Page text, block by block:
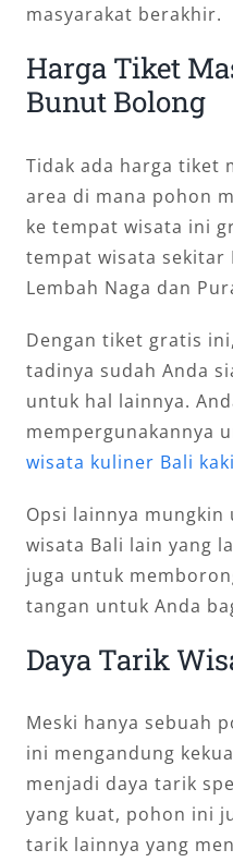
masyarakat berakhir.
Harga Tiket
Bunut Bolong
Tidak ada harga tiket
area di mana pohon
ke tempat wisata ini
tempat wisata sekitar
Lembah Naga dan
Dengan tiket gratis
tadinya sudah Anda
untuk hal lainnya.
mempergunakannya
wisata kuliner Bali
Opsi lainnya
wisata Bali lain yang
juga untuk
tangan untuk Anda
Daya Tarik
Meski hanya sebuah
ini mengandung
menjadi daya tarik
yang kuat, pohon ini
tarik lainnya yang